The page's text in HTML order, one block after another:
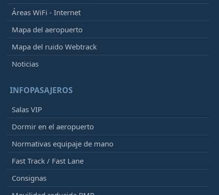
Áreas WiFi - Internet
Mapa del aeropuerto
Mapa del ruido Webtrack
Noticias
INFOPASAJEROS
Salas VIP
Dormir en el aeropuerto
Normativas equipaje de mano
Fast Track / Fast Lane
Consignas